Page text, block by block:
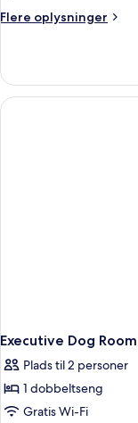
Flere oplysninger
Flere
Double
Room
Executive Dog Room
Plads til 2 personer
1 dobbeltseng
Gratis Wi-Fi